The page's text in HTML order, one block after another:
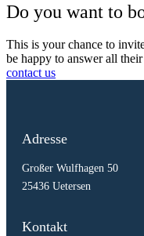
Do you want to
This is your chance to
be happy to answer all
contact us
Adresse
Großer Wulfhagen 50
25436 Uetersen
Kontakt